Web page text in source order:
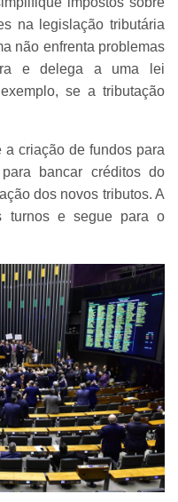
na legislação tributária
não enfrenta problemas
e delega a uma lei
se a tributação
criação de fundos para
bancar créditos do
dos novos tributos. A
turnos e segue para o